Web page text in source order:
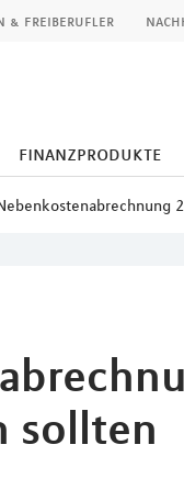
& freiberufler
finanzprodukte
sollten